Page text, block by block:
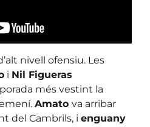
nivell ofensiu. Les
i Nil Figueras
més vestint la
Amato va arribar
del Cambrils, i enguany